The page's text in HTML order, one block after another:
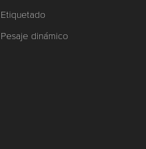
Etiquetado
Pesaje dinámico